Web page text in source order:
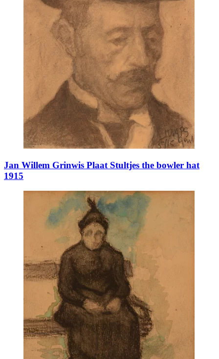
Jan Willem Grinwis Plaat Stultjes the bowler hat
1915